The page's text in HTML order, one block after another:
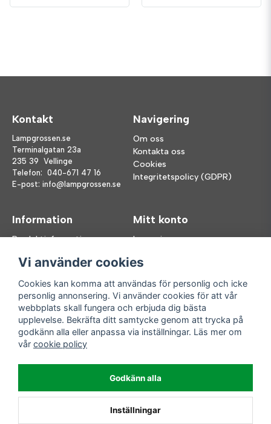
Kontakt
Lampgrossen.se
Terminalgatan 23a
235 39 Vellinge
Telefon: 040-671 47 16
E-post: info@lampgrossen.se
Navigering
Om oss
Kontakta oss
Cookies
Integritetspolicy (GDPR)
Information
Produktinformation
FAQ
Mitt konto
Logga in
Glömt lösenord?
Följ oss
Facebook
Instagram
Handla enkelt
Enkla leveranser
Vi använder cookies
Cookies kan komma att användas för personlig och icke
personlig annonsering. Vi använder cookies för att vår
webbplats skall fungera och erbjuda dig bästa
upplevelse. Bekräfta ditt samtycke genom att trycka på
godkänn alla eller anpassa via inställningar. Läs mer om
vår cookie policy
Godkänn alla
Inställningar